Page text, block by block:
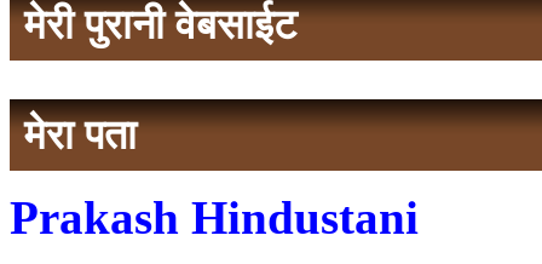
मेरी पुरानी वेबसाईट
मेरा पता
Prakash Hindustani